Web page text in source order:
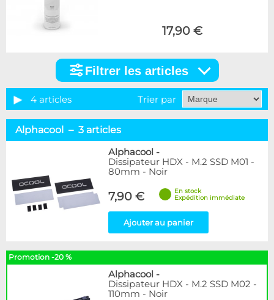
17,90 €
articles
Marque
Alphacool
1
Disponibilité / Promotions
Articles en stock
Articles en promotions
Appliquer
Filtrer les articles
4 articles Trier par
Alphacool – 3 articles
Alphacool -
Dissipateur HDX - M.2 SSD M01 -
80mm - Noir
7,90 €
En stock
Expédition immédiate
Ajouter au panier
Promotion -20 %
Alphacool -
Dissipateur HDX - M.2 SSD M02 -
110mm - Noir